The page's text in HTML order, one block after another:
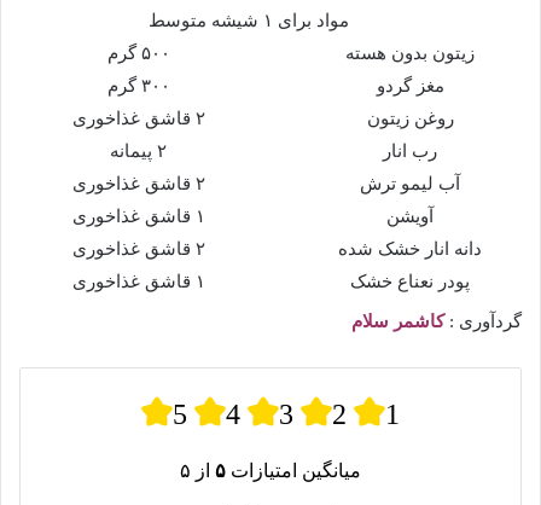
مواد برای ۱ شیشه متوسط
زیتون بدون هسته
۵۰۰ گرم
مغز گردو
۳۰۰ گرم
روغن زیتون
۲ قاشق غذاخوری
رب انار
۲ پیمانه
آب لیمو ترش
۲ قاشق غذاخوری
آویشن
۱ قاشق غذاخوری
دانه انار خشک شده
۲ قاشق غذاخوری
پودر نعناع خشک
۱ قاشق غذاخوری
گردآوری :کاشمر سلام
5 4 3 2 1
میانگین امتیازات ۵ از ۵